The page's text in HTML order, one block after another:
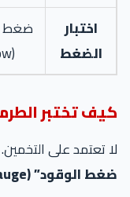
اختبار
الضغط
ضغط
(Flow) ضعيف
كيف تختبر
لا تعتمد على
ضغط الوقود” (Fuel Pressure Gauge)